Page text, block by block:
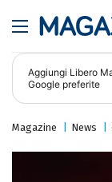
Aggiungi Libero
Google preferite
Magazine News